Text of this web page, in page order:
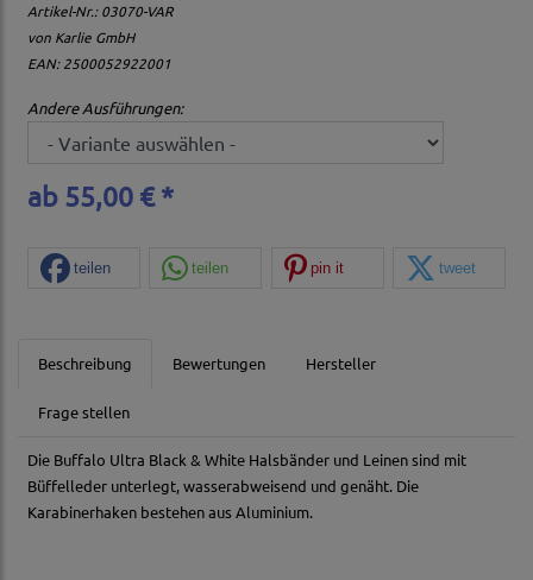
Artikel-Nr.:03070-VAR
von Karlie GmbH
EAN: 2500052922001
Andere Ausführungen:
ab 55,00 € *
teilen teilen pin it tweet
Beschreibung Bewertungen Hersteller
Frage stellen
Die Buffalo Ultra Black & White Halsbänder und Leinen sind mit
Büffelleder unterlegt, wasserabweisend und genäht. Die
Karabinerhaken bestehen aus Aluminium.